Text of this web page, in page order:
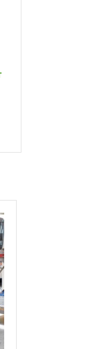
Plage